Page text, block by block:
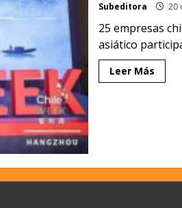
Subeditora 20
25 empresas
asiático
Leer Más